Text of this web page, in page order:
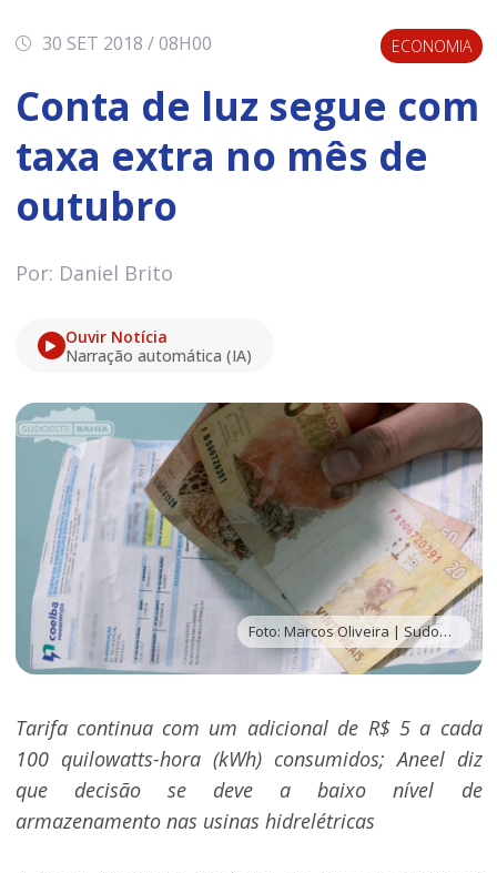
30 SET 2018 / 08H00 ECONOMIA
Conta de luz segue com
taxa extra no mês de
outubro
Por: Daniel Brito
Ouvir Notícia
Narração automática (IA)
Foto: Marcos Oliveira | Sudoeste Bahia
Tarifa continua com um adicional de R$ 5 a cada
100 quilowatts-hora (kWh) consumidos; Aneel diz
que decisão se deve a baixo nível de
armazenamento nas usinas hidrelétricas